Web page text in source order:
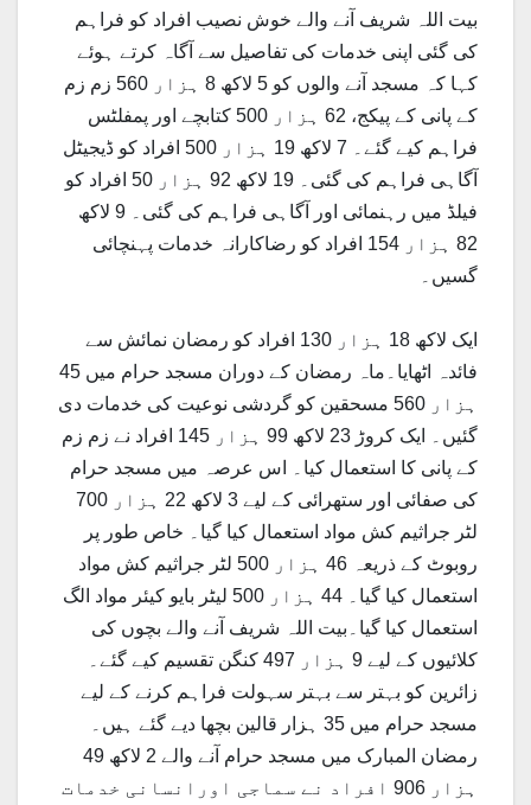
بیت اللہ شریف آنے والے خوش نصیب افراد کو فراہم
کی گئی اپنی خدمات کی تفاصیل سے آگاہ کرتے ہوئے
کہا کہ مسجد آنے والوں کو 5 لاکھ 8 ہزار 560 زم زم
کے پانی کے پیکج، 62 ہزار 500 کتابچے اور پمفلٹس
فراہم کیے گئے۔ 7 لاکھ 19 ہزار 500 افراد کو ڈیجیٹل
آگاہی فراہم کی گئی۔ 19 لاکھ 92 ہزار 50 افراد کو
فیلڈ میں رہنمائی اور آگاہی فراہم کی گئی۔ 9 لاکھ
82 ہزار 154 افراد کو رضاکارانہ خدمات پہنچائی
گسیں۔
ایک لاکھ 18 ہزار 130 افراد کو رمضان نمائش سے
فائدہ اٹھایا۔ماہ رمضان کے دوران مسجد حرام میں 45
ہزار 560 مسحقین کو گردشی نوعیت کی خدمات دی
گئیں۔ ایک کروڑ 23 لاکھ 99 ہزار 145 افراد نے زم زم
کے پانی کا استعمال کیا۔ اس عرصہ میں مسجد حرام
کی صفائی اور ستھرائی کے لیے 3 لاکھ 22 ہزار 700
لٹر جراثیم کش مواد استعمال کیا گیا۔ خاص طور پر
روبوٹ کے ذریعہ 46 ہزار 500 لٹر جراثیم کش مواد
استعمال کیا گیا۔ 44 ہزار 500 لیٹر بایو کیئر مواد الگ
استعمال کیا گیا۔بیت اللہ شریف آنے والے بچوں کی
کلائیوں کے لیے 9 ہزار 497 کنگن تقسیم کیے گئے۔
زائرین کو بہتر سے بہتر سہولت فراہم کرنے کے لیے
مسجد حرام میں 35 ہزار قالین بچھا دیے گئے ہیں۔
رمضان المبارک میں مسجد حرام آنے والے 2 لاکھ 49
ہزار 906 افراد نے سماجی اورانسانی خدمات